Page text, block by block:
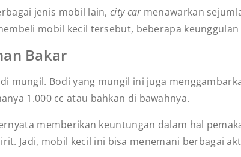
jenis mobil lain,city carmenawarkan
mobil kecil tersebut, beberapa keunggulan
Bakar
mungil. Bodi yang mungil ini juga
1.000 cc atau bahkan di bawahnya.
memberikan keuntungan dalam hal
Jadi, mobil kecil ini bisa menemani berbagai